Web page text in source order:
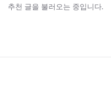
추천 글을 불러오는 중입니다.